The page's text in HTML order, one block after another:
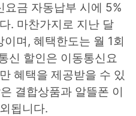
요금 자동납부 시에 5%
. 마찬가지로 지난 달
며, 혜택한도는 월 1회
신 할인은 이동통신요
혜택을 제공받을 수 있
결합상품과 알뜰폰 이
됩니다.